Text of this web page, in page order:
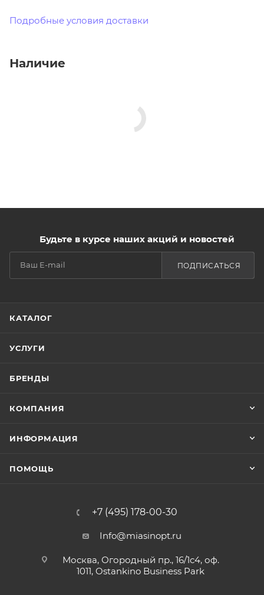
Подробные условия доставки
Наличие
Будьте в курсе наших акций и новостей
ПОДПИСАТЬСЯ
КАТАЛОГ
УСЛУГИ
БРЕНДЫ
КОМПАНИЯ
ИНФОРМАЦИЯ
ПОМОЩЬ
+7 (495) 178-00-30
Info@miasinopt.ru
Москва, Огородный пр., 16/1с4, оф.
1011, Ostankino Business Park